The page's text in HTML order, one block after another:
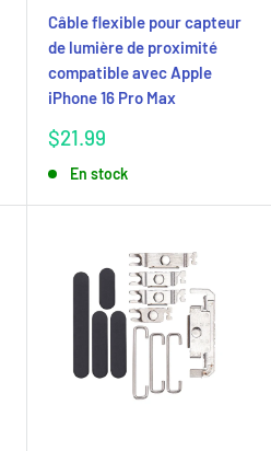
Câble flexible pour capteur
de lumière de proximité
compatible avec Apple
iPhone 16 Pro Max
Prix
$21.99
En stock